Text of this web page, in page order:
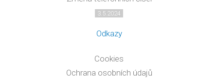
3.5.2024
Odkazy
Cookies
Ochrana osobních údajů